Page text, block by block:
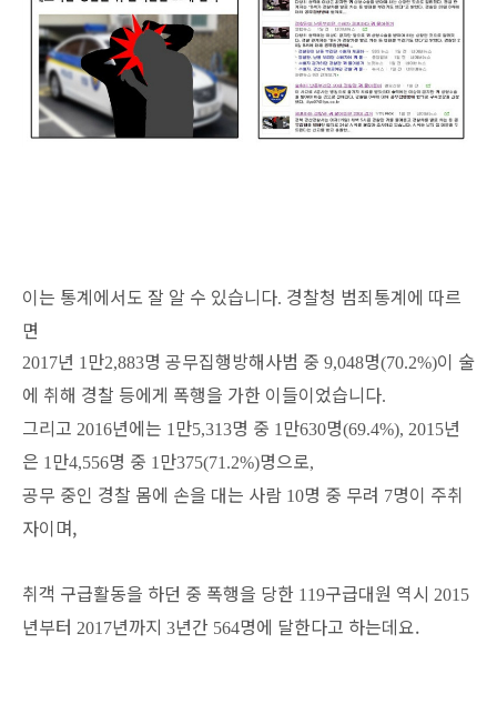
이는 통계에서도 잘 알 수 있습니다. 경찰청 범죄통계에 따르
면
2017년 1 만2,883명 공무집행방해사범 중 9,048명(70.2%)이 술
에 취해 경찰 등에게 폭행을 가한 이들이었습니다.
그리고 2016년에는 1 만5,313명 중 1 만630명(69.4%), 2015년
은 1 만4,556명 중 1 만375(71.2%)명으로,
공무 중인 경찰 몸에 손을 대는 사람 10명 중 무려 7명이 주취
자이며,
취객 구급활동을 하던 중 폭행을 당한 119구급대원 역시 2015
년부터 2017년까지 3년간 564명에 달한다고 하는데요.